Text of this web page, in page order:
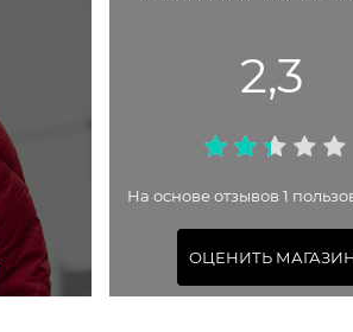
2,3
На основе отзывов 1
ОЦЕНИТЬ